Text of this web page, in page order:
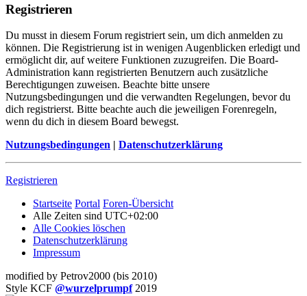
Registrieren
Du musst in diesem Forum registriert sein, um dich anmelden zu
können. Die Registrierung ist in wenigen Augenblicken erledigt und
ermöglicht dir, auf weitere Funktionen zuzugreifen. Die Board-
Administration kann registrierten Benutzern auch zusätzliche
Berechtigungen zuweisen. Beachte bitte unsere
Nutzungsbedingungen und die verwandten Regelungen, bevor du
dich registrierst. Bitte beachte auch die jeweiligen Forenregeln,
wenn du dich in diesem Board bewegst.
Nutzungsbedingungen | Datenschutzerklärung
Registrieren
Startseite Portal Foren-Übersicht
Alle Zeiten sind UTC+02:00
Alle Cookies löschen
Datenschutzerklärung
Impressum
modified by Petrov2000 (bis 2010)
Style KCF @wurzelprumpf2019